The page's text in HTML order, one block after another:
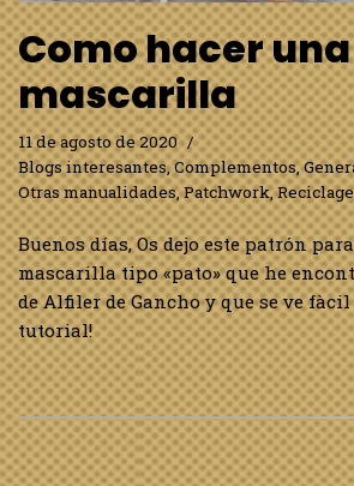
Como hacer una
mascarilla
11 de agosto de 2020
Blogs interesantes,Complementos,
Otras manualidades,Patchwork,Reciclage
Buenos días, Os dejo este patrón
mascarilla tipo «pato» que he
de Alfiler de Gancho y que se ve
tutorial!